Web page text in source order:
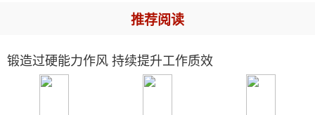
推荐阅读
锻造过硬能力作风 持续提升工作质效